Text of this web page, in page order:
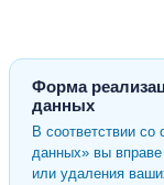
Форма
данных
В соответствии
данных» вы вправе
или удаления